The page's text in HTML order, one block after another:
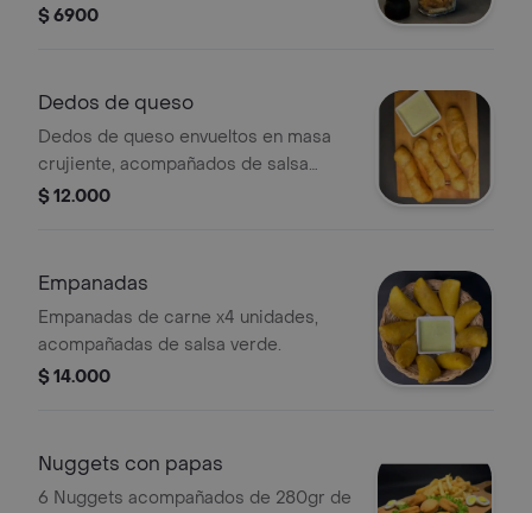
$ 6900
Dedos de queso
Dedos de queso envueltos en masa
crujiente, acompañados de salsa
cremosa.
$ 12.000
Empanadas
Empanadas de carne x4 unidades,
acompañadas de salsa verde.
$ 14.000
Nuggets con papas
6 Nuggets acompañados de 280gr de